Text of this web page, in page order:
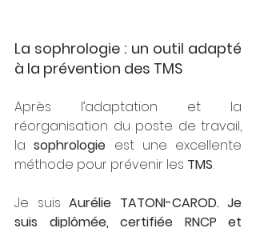
La sophrologie : un outil adapté
à la prévention des TMS
Après l’adaptation et la
réorganisation du poste de travail,
la sophrologie est une excellente
méthode pour prévenir les TMS.
Je suis Aurélie TATONI-CAROD. Je
suis diplômée, certifiée RNCP et